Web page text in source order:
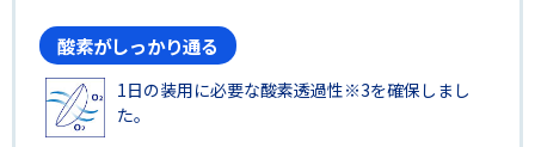
酸素がしっかり通る
1日の装用に必要な酸素透過性※3を確保しまし
た。